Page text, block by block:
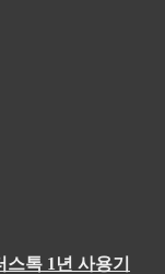
톡 1년 사용기